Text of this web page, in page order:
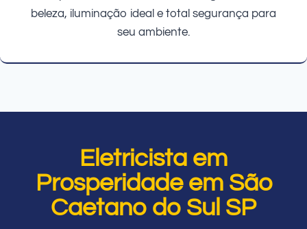
beleza, iluminação ideal e total segurança para
seu ambiente.
Eletricista em
Prosperidade em São
Caetano do Sul SP